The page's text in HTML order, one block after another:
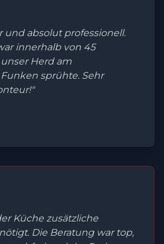
und absolut professionell.
innerhalb von 45
Herd am
sprühte. Sehr
Küche zusätzliche
Die Beratung war top,